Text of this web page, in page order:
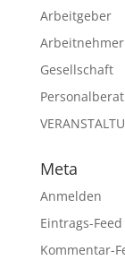
Arbeitgeber
Arbeitnehmer
Gesellschaft
Meta
Anmelden
Eintrags-Feed
Kommentar-